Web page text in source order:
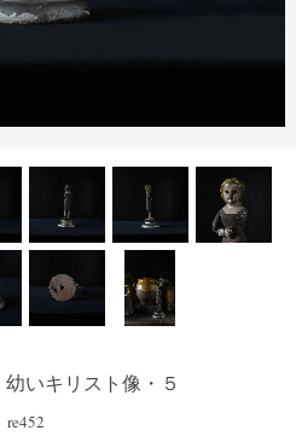
いキリスト像・５
re452